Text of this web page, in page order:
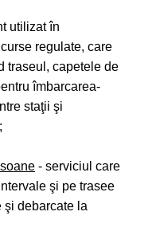
utilizat în
regulate, care
traseul, capetele de
îmbarcarea-
staţii şi
- serviciul care
şi pe trasee
şi debarcate la